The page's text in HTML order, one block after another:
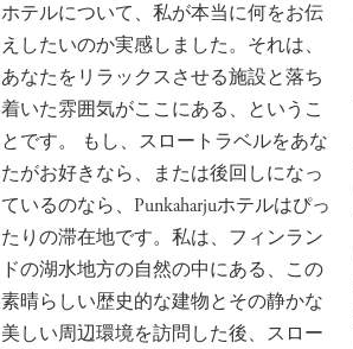
ホテルについて、私が本当に何をお伝
えしたいのか実感しました。それは、
あなたをリラックスさせる施設と落ち
着いた雰囲気がここにある、というこ
とです。 もし、スロートラベルをあな
たがお好きなら、または後回しになっ
ているのなら、Punkaharjuホテルはぴっ
たりの滞在地です。私は、フィンラン
ドの湖水地方の自然の中にある、この
素晴らしい歴史的な建物とその静かな
美しい周辺環境を訪問した後、スロー